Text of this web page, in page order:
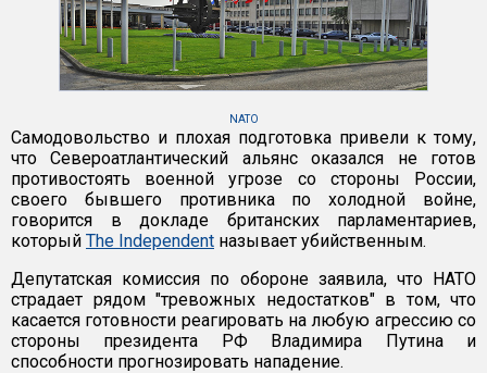
NATO
Самодовольство и плохая подготовка привели к тому,
что Североатлантический альянс оказался не готов
противостоять военной угрозе со стороны России,
своего бывшего противника по холодной войне,
говорится в докладе британских парламентариев,
который The Independent называет убийственным.
Депутатская комиссия по обороне заявила, что НАТО
страдает рядом "тревожных недостатков" в том, что
касается готовности реагировать на любую агрессию со
стороны президента РФ Владимира Путина и
способности прогнозировать нападение.